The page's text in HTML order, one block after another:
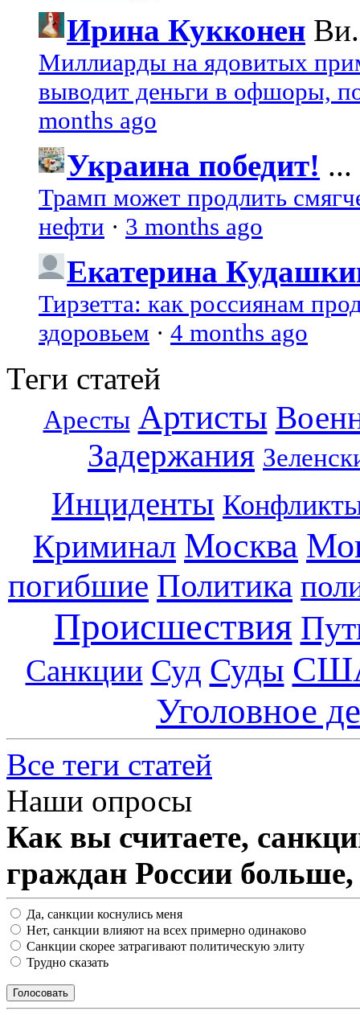
Ирина Кукконен
Миллиарды на ядовитых
выводит деньги в офшоры,
months ago
Украина победит! ...
Трамп может продлить
нефти · 3 months ago
Екатерина
Тирзетта: как россиянам
здоровьем · 4 months ago
Теги статей
Аресты Артисты
Задержания
Инциденты
Криминал Москва
погибшие Политика
Происшествия
Санкции Суд Суды
Уголовное
Все теги статей
Наши опросы
Как вы считаете,
граждан России
Да, санкции коснулись меня
Нет, санкции влияют на всех примерно одинаково
Санкции скорее затрагивают политическую элиту
Трудно сказать